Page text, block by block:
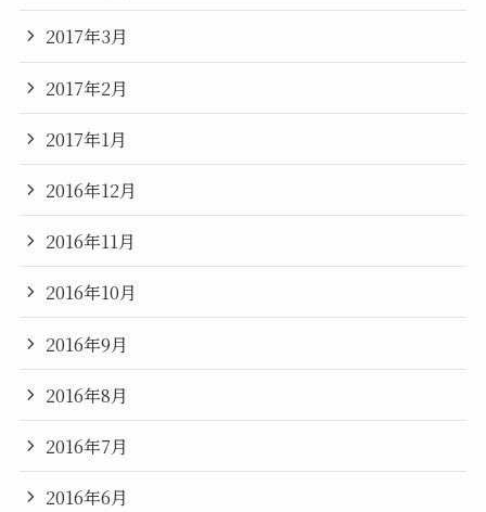
2017年3月
2017年2月
2017年1月
2016年12月
2016年11月
2016年10月
2016年9月
2016年8月
2016年7月
2016年6月